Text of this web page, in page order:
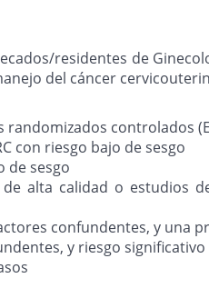
residentes de
del cáncer
controlados
con riesgo bajo de sesgo
de sesgo
alta calidad o
confundentes, y una
y riesgo